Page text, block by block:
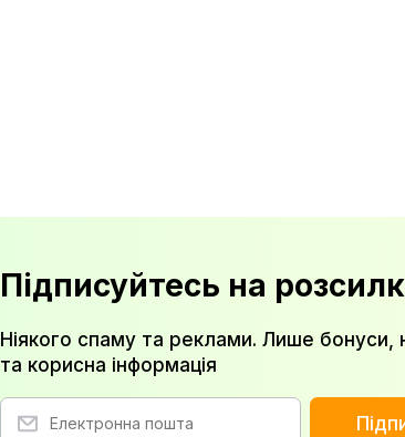
Підписуйтесь на
Ніякого спаму та реклами. Лише бонуси,
та корисна інформація